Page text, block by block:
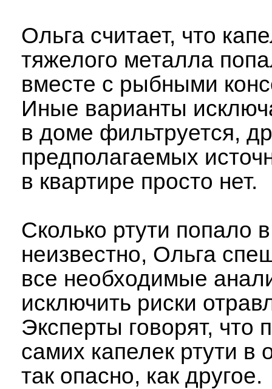
Ольга считает, что
тяжелого металла
вместе с рыбными
Иные варианты
в доме фильтруется,
предполагаемых
в квартире просто нет.
Сколько ртути попало
неизвестно, Ольга
все необходимые
исключить риски
Эксперты говорят, что
самих капелек ртути в
так опасно, как другое.